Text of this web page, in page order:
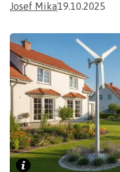
Josef Mika19.10.2025